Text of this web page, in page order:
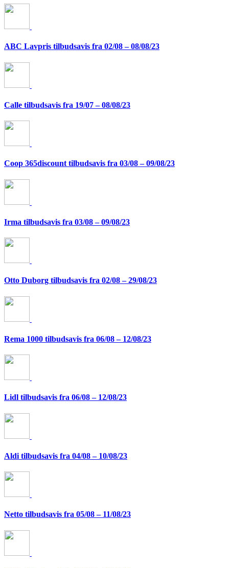
ABC Lavpris tilbudsavis fra 02/08 – 08/08/23
Calle tilbudsavis fra 19/07 – 08/08/23
Coop 365discount tilbudsavis fra 03/08 – 09/08/23
Irma tilbudsavis fra 03/08 – 09/08/23
Otto Duborg tilbudsavis fra 02/08 – 29/08/23
Rema 1000 tilbudsavis fra 06/08 – 12/08/23
Lidl tilbudsavis fra 06/08 – 12/08/23
Aldi tilbudsavis fra 04/08 – 10/08/23
Netto tilbudsavis fra 05/08 – 11/08/23